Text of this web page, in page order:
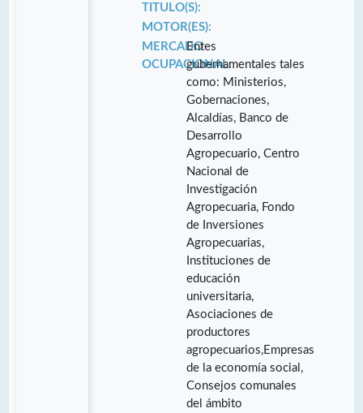
TITULO(S):
MOTOR(ES):
MERCADO
OCUPACIONAL:
Entes
gubernamentales tales
como: Ministerios,
Gobernaciones,
Alcaldías, Banco de
Desarrollo
Agropecuario, Centro
Nacional de
Investigación
Agropecuaria, Fondo
de Inversiones
Agropecuarias,
Instituciones de
educación
universitaria,
Asociaciones de
productores
agropecuarios,Empresas
de la economía social,
Consejos comunales
del ámbito